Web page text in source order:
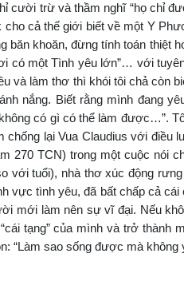
cười trừ và thầm nghĩ “họ chỉ
cả thế giới biết về một Y
băn khoăn, đừng tính toán thiệt
có một Tình yêu lớn”… với
và làm thơ thì khói tôi chả còn
nắng. Biết rằng mình đang
có gì có thể làm được…”.
lại Vua Claudius với điều
270 TCN) trong một cuộc nói
với tuổi), nhà thơ xúc động
vực tình yêu, đã bất chấp cả
mới làm nên sự vĩ đại. Nếu
tạng” của mình và trở thành
“Làm sao sống được mà không